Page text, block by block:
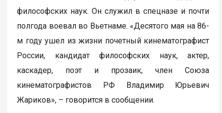
философских наук. Он служил в спецназе и почти
полгода воевал во Вьетнаме. «Десятого мая на 86-
м году ушел из жизни почетный кинематографист
России, кандидат философских наук, актер,
каскадер, поэт и прозаик, член Союза
кинематографистов РФ Владимир Юрьевич
Жариков», – говорится в сообщении.